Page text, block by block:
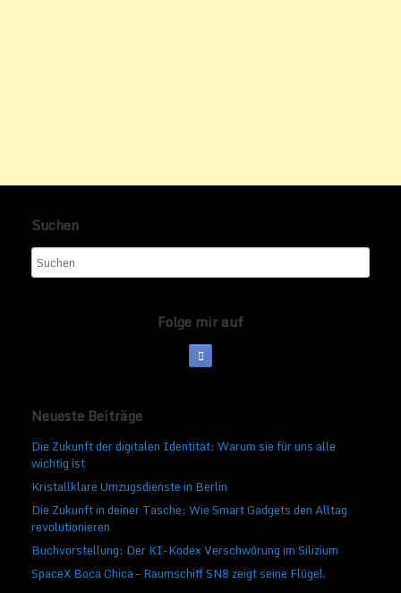
Suchen
Folge mir auf
Neueste Beiträge
Die Zukunft der digitalen Identität: Warum sie für uns alle
wichtig ist
Kristallklare Umzugsdienste in Berlin
Die Zukunft in deiner Tasche: Wie Smart Gadgets den Alltag
revolutionieren
Buchvorstellung: Der KI-Kodex Verschwörung im Silizium
SpaceX Boca Chica – Raumschiff SN8 zeigt seine Flügel.